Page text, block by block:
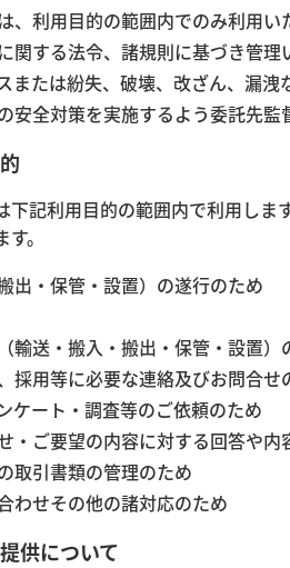
、利用目的の範囲内でのみ利用い
関する法令、諸規則に基づき管理
または紛失、破壊、改ざん、漏
安全対策を実施するよう委託先監
下記利用目的の範囲内で利用し
。
出・保管・設置）の遂行のため
輸送・搬入・搬出・保管・設置）
採用等に必要な連絡及びお問合せ
ケート・調査等のご依頼のため
・ご要望の内容に対する回答や内
取引書類の管理のため
わせその他の諸対応のため
供について